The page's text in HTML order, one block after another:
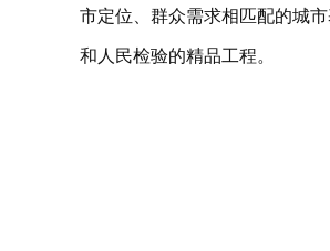
市定位、群众需求相匹配的城
和人民检验的精品工程。